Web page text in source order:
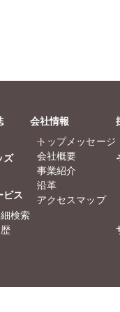
ズ
ビス
検索
会社情報
トップメッセージ
会社概要
事業紹介
沿革
アクセスマップ